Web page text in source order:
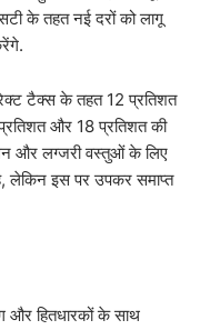
के तहत नई दरों को लागू
टैक्स के तहत 12 प्रतिशत
और 18 प्रतिशत की
और लग्जरी वस्तुओं के लिए
लेकिन इस पर उपकर समाप्त
और हितधारकों के साथ